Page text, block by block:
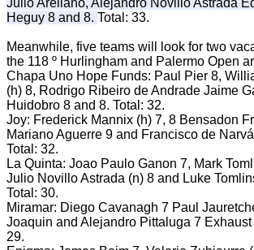
Julio Arellano, Alejandro Novillo Astrada
Heguy 8 and 8. Total: 33.
Meanwhile, five teams will look for two
the 118 º Hurlingham and Palermo Open
Chapa Uno Hope Funds: Paul Pier 8,
(h) 8, Rodrigo Ribeiro de Andrade Jaime
Huidobro 8 and 8. Total: 32.
Joy: Frederick Mannix (h) 7, 8 Bensadon
Mariano Aguerre 9 and Francisco de
Total: 32.
La Quinta: Joao Paulo Ganon 7, Mark
Julio Novillo Astrada (n) 8 and Luke
Total: 30.
Miramar: Diego Cavanagh 7 Paul
Joaquin and Alejandro Pittaluga 7 Exhaust
29.